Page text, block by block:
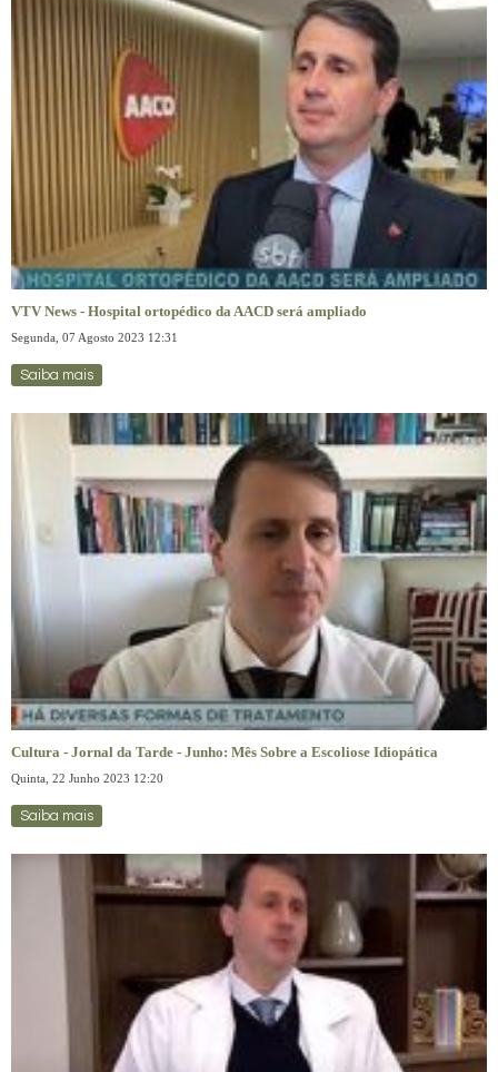
VTV News - Hospital ortopédico da AACD será ampliado
Segunda, 07 Agosto 2023 12:31
Saiba mais
Cultura - Jornal da Tarde - Junho: Mês Sobre a Escoliose Idiopática
Quinta, 22 Junho 2023 12:20
Saiba mais